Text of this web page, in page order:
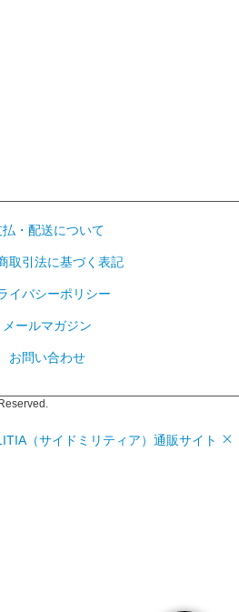
払・配送について
取引法に基づく表記
イバシーポリシー
メールマガジン
お問い合わせ